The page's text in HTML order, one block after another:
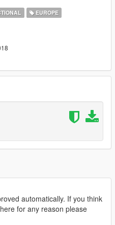
EUROPE
automatically. If you think
for any reason please